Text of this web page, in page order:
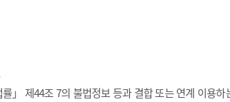
」 제44조 7의 불법정보 등과 결합 또는 연계 이용하